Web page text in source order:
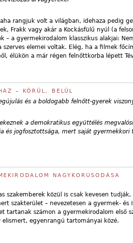
rangjuk volt a világban, idehaza pedig
Frakk vagy akár a Kockásfülű nyúl (a
– a gyermekirodalom klasszikus alakjai:
elemei voltak. Elég, ha a filmek
élükön a már régen felnőttkorba lépett
– KÖRÜL, BELÜL
és a boldogabb felnőtt-gyerek
a demokratikus együttélés
és jogfosztottsága, mert saját
NAGYKORÚSODÁSA
szakemberek közül is csak kevesen
szakterület – nevezetesen a gyermek-
tartanak számon a gyermekirodalom első
egyenrangú tartományai közé.